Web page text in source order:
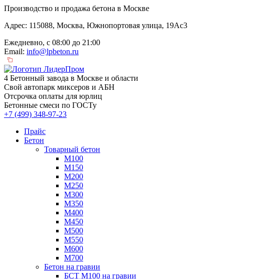
Производство и продажа бетона в Москве
Адрес: 115088, Москва, Южнопортовая улица, 19Ас3
Ежедневно, с 08:00 до 21:00
Email: info@lpbeton.ru
4 Бетонный завода в Москве и области
Свой автопарк миксеров и АБН
Отсрочка оплаты для юрлиц
Бетонные смеси по ГОСТу
+7 (499) 348-97-23
Прайс
Бетон
Товарный бетон
М100
М150
М200
М250
М300
М350
М400
М450
М500
М550
М600
М700
Бетон на гравии
БСТ М100 на гравии